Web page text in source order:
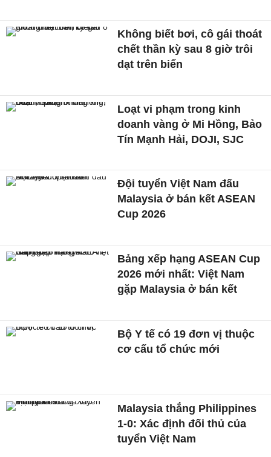
Không biết bơi, cô gái thoát
chết thần kỳ sau 8 giờ trôi
dạt trên biển
Loạt vi phạm trong kinh
doanh vàng ở Mi Hồng, Bảo
Tín Mạnh Hải, DOJI, SJC
Đội tuyển Việt Nam đấu
Malaysia ở bán kết ASEAN
Cup 2026
Bảng xếp hạng ASEAN Cup
2026 mới nhất: Việt Nam
gặp Malaysia ở bán kết
Bộ Y tế có 19 đơn vị thuộc
cơ cấu tổ chức mới
Malaysia thắng Philippines
1-0: Xác định đối thủ của
tuyển Việt Nam